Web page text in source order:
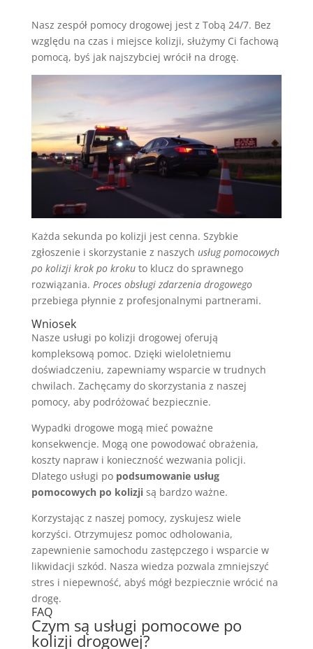
Nasz zespół pomocy drogowej jest z Tobą 24/7. Bez
względu na czas i miejsce kolizji, służymy Ci fachową
pomocą, byś jak najszybciej wrócił na drogę.
Każda sekunda po kolizji jest cenna. Szybkie
zgłoszenie i skorzystanie z naszych usług pomocowych
po kolizji krok po krokuto klucz do sprawnego
rozwiązania. Proces obsługi zdarzenia drogowego
przebiega płynnie z profesjonalnymi partnerami.
Wniosek
Nasze usługi po kolizji drogowej oferują
kompleksową pomoc. Dzięki wieloletniemu
doświadczeniu, zapewniamy wsparcie w trudnych
chwilach. Zachęcamy do skorzystania z naszej
pomocy, aby podróżować bezpiecznie.
Wypadki drogowe mogą mieć poważne
konsekwencje. Mogą one powodować obrażenia,
koszty napraw i konieczność wezwania policji.
Dlatego usługi po podsumowanie usług
pomocowych po kolizjisą bardzo ważne.
Korzystając z naszej pomocy, zyskujesz wiele
korzyści. Otrzymujesz pomoc odholowania,
zapewnienie samochodu zastępczego i wsparcie w
likwidacji szkód. Nasza wiedza pozwala zmniejszyć
stres i niepewność, abyś mógł bezpiecznie wrócić na
drogę.
FAQ
Czym są usługi pomocowe po
kolizji drogowej?